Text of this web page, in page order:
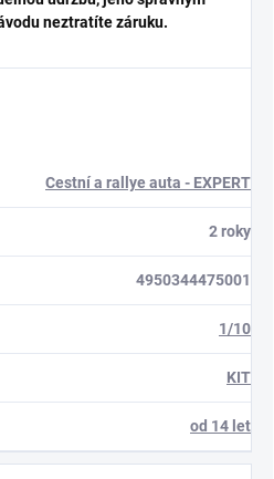
neztratíte záruku.
Cestní a rallye auta - EXPERT
2 roky
4950344475001
1/10
KIT
od 14 let